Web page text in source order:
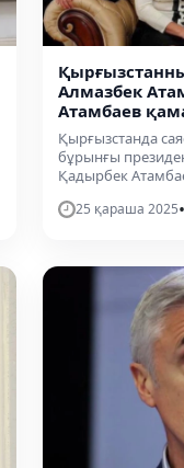
Алмазбек
Атамбаев
Қырғызстанда
бұрынғы
Қадырбек
25 қараша 2025•